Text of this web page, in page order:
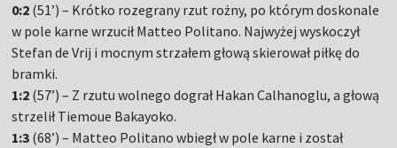
0:2 (51’) – Krótko rozegrany rzut rożny, po którym doskonale
w pole karne wrzucił Matteo Politano. Najwyżej wyskoczył
Stefan de Vrij i mocnym strzałem głową skierował piłkę do
bramki.
1:2 (57’) – Z rzutu wolnego dograł Hakan Calhanoglu, a głową
strzelił Tiemoue Bakayoko.
1:3 (68’) – Matteo Politano wbiegł w pole karne i został